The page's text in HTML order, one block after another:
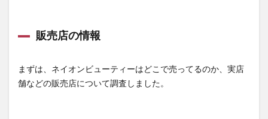
販売店の情報
まずは、ネイオンビューティーはどこで売ってるのか、実店
舗などの販売店について調査しました。